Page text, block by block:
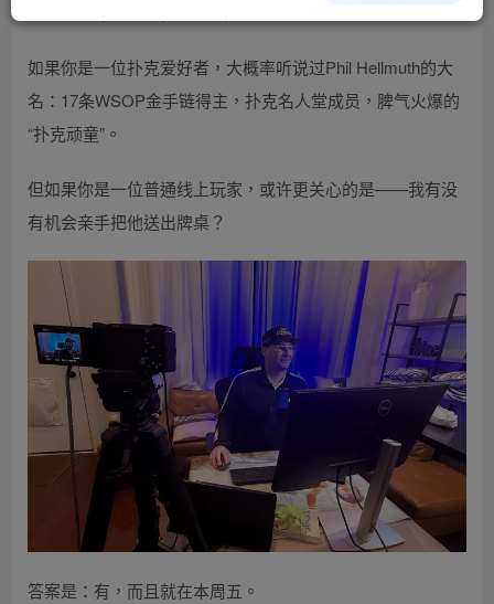
如果你是一位扑克爱好者，大概率听说过Phil Hellmuth的大
名：17条WSOP金手链得主，扑克名人堂成员，脾气火爆的
“扑克顽童”。
但如果你是一位普通线上玩家，或许更关心的是——我有没
有机会亲手把他送出牌桌？
答案是：有，而且就在本周五。